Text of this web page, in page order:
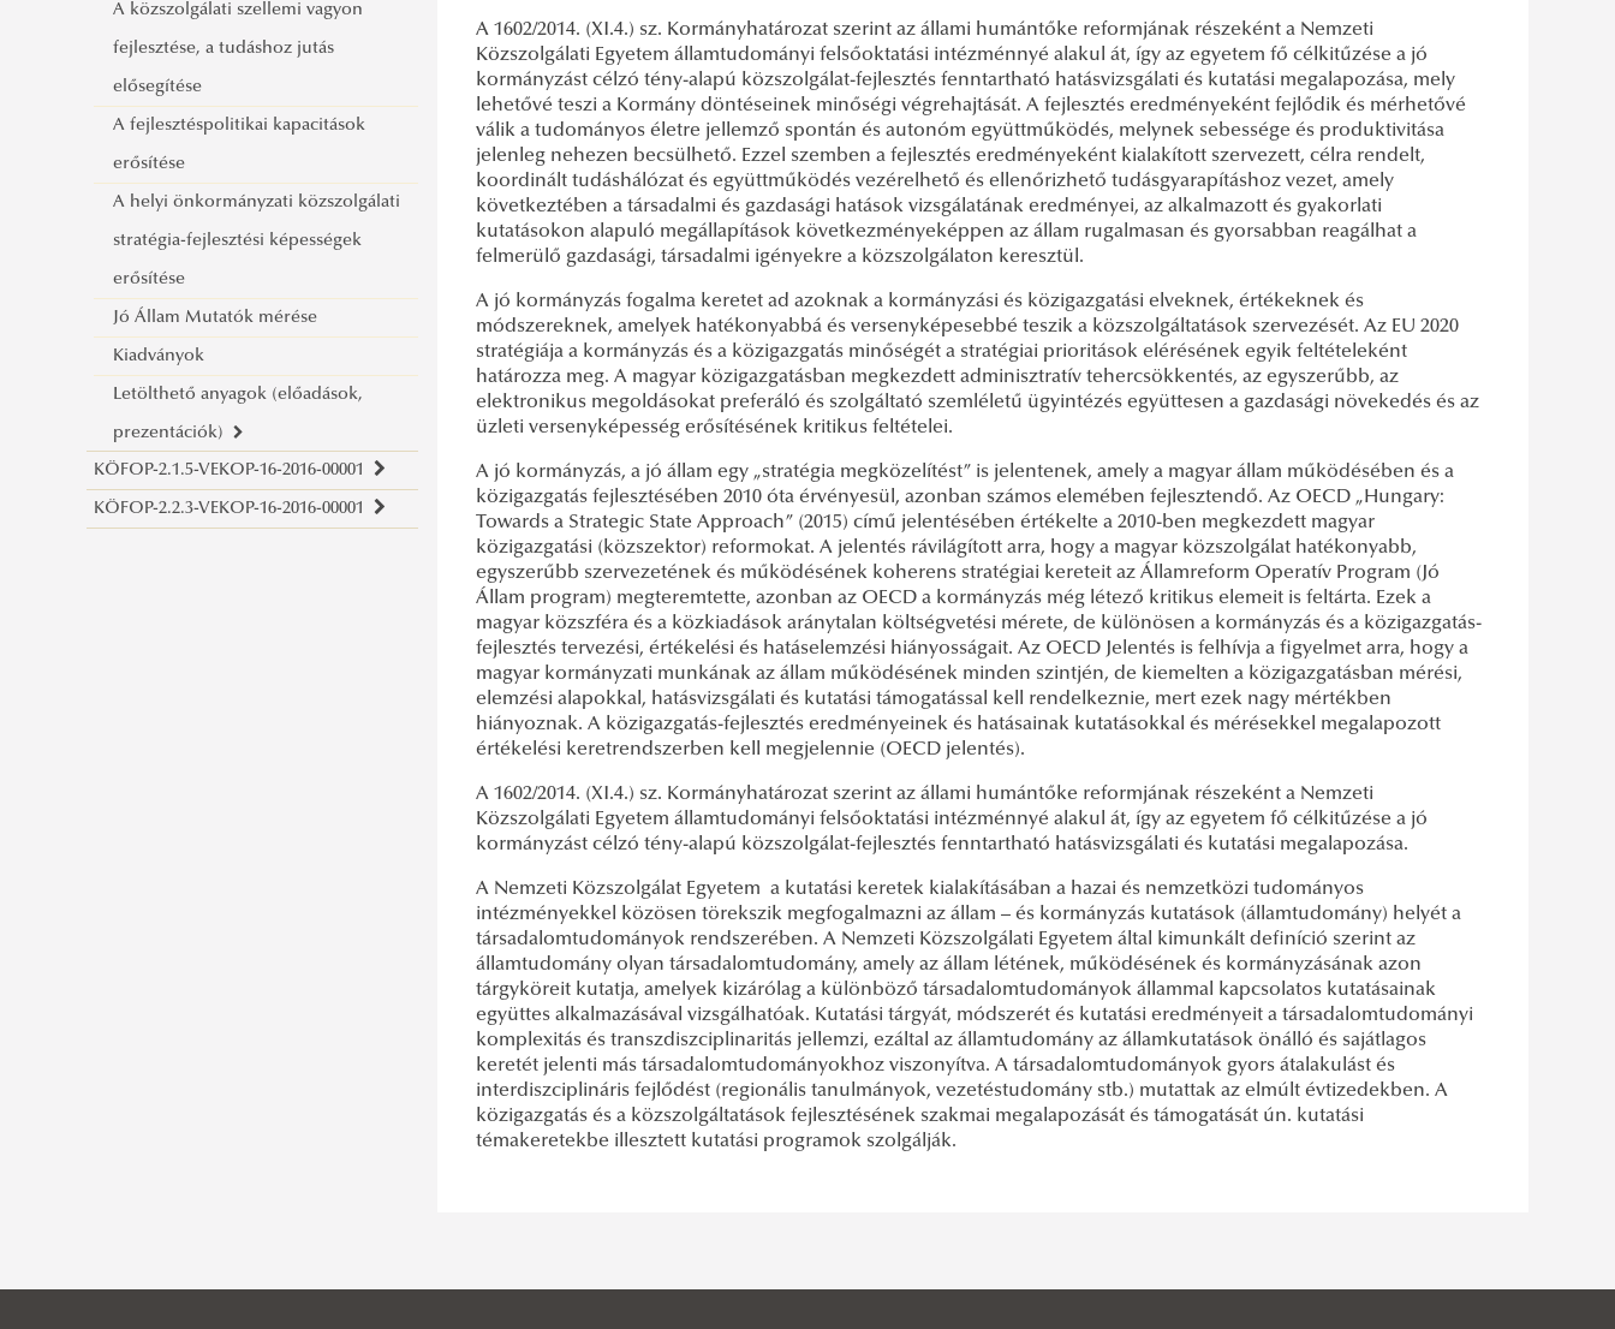
A közszolgálati szellemi vagyon
fejlesztése, a tudáshoz jutás
elősegítése
A fejlesztéspolitikai kapacitások
erősítése
A helyi önkormányzati közszolgálati
stratégia-fejlesztési képességek
erősítése
Jó Állam Mutatók mérése
Kiadványok
Letölthető anyagok (előadások,
prezentációk)
KÖFOP-2.1.5-VEKOP-16-2016-00001
KÖFOP-2.2.3-VEKOP-16-2016-00001
A 1602/2014. (XI.4.) sz. Kormányhatározat szerint az állami humántőke reformjának részeként a Nemzeti
Közszolgálati Egyetem államtudományi felsőoktatási intézménnyé alakul át, így az egyetem fő célkitűzése a jó
kormányzást célzó tény-alapú közszolgálat-fejlesztés fenntartható hatásvizsgálati és kutatási megalapozása, mely
lehetővé teszi a Kormány döntéseinek minőségi végrehajtását. A fejlesztés eredményeként fejlődik és mérhetővé
válik a tudományos életre jellemző spontán és autonóm együttműködés, melynek sebessége és produktivitása
jelenleg nehezen becsülhető. Ezzel szemben a fejlesztés eredményeként kialakított szervezett, célra rendelt,
koordinált tudáshálózat és együttműködés vezérelhető és ellenőrizhető tudásgyarapításhoz vezet, amely
következtében a társadalmi és gazdasági hatások vizsgálatának eredményei, az alkalmazott és gyakorlati
kutatásokon alapuló megállapítások következményeképpen az állam rugalmasan és gyorsabban reagálhat a
felmerülő gazdasági, társadalmi igényekre a közszolgálaton keresztül.
A jó kormányzás fogalma keretet ad azoknak a kormányzási és közigazgatási elveknek, értékeknek és
módszereknek, amelyek hatékonyabbá és versenyképesebbé teszik a közszolgáltatások szervezését. Az EU 2020
stratégiája a kormányzás és a közigazgatás minőségét a stratégiai prioritások elérésének egyik feltételeként
határozza meg. A magyar közigazgatásban megkezdett adminisztratív tehercsökkentés, az egyszerűbb, az
elektronikus megoldásokat preferáló és szolgáltató szemléletű ügyintézés együttesen a gazdasági növekedés és az
üzleti versenyképesség erősítésének kritikus feltételei.
A jó kormányzás, a jó állam egy „stratégia megközelítést” is jelentenek, amely a magyar állam működésében és a
közigazgatás fejlesztésében 2010 óta érvényesül, azonban számos elemében fejlesztendő. Az OECD „Hungary:
Towards a Strategic State Approach” (2015) című jelentésében értékelte a 2010-ben megkezdett magyar
közigazgatási (közszektor) reformokat. A jelentés rávilágított arra, hogy a magyar közszolgálat hatékonyabb,
egyszerűbb szervezetének és működésének koherens stratégiai kereteit az Államreform Operatív Program (Jó
Állam program) megteremtette, azonban az OECD a kormányzás még létező kritikus elemeit is feltárta. Ezek a
magyar közszféra és a közkiadások aránytalan költségvetési mérete, de különösen a kormányzás és a közigazgatás-
fejlesztés tervezési, értékelési és hatáselemzési hiányosságait. Az OECD Jelentés is felhívja a figyelmet arra, hogy a
magyar kormányzati munkának az állam működésének minden szintjén, de kiemelten a közigazgatásban mérési,
elemzési alapokkal, hatásvizsgálati és kutatási támogatással kell rendelkeznie, mert ezek nagy mértékben
hiányoznak. A közigazgatás-fejlesztés eredményeinek és hatásainak kutatásokkal és mérésekkel megalapozott
értékelési keretrendszerben kell megjelennie (OECD jelentés).
A 1602/2014. (XI.4.) sz. Kormányhatározat szerint az állami humántőke reformjának részeként a Nemzeti
Közszolgálati Egyetem államtudományi felsőoktatási intézménnyé alakul át, így az egyetem fő célkitűzése a jó
kormányzást célzó tény-alapú közszolgálat-fejlesztés fenntartható hatásvizsgálati és kutatási megalapozása.
A Nemzeti Közszolgálat Egyetem a kutatási keretek kialakításában a hazai és nemzetközi tudományos
intézményekkel közösen törekszik megfogalmazni az állam – és kormányzás kutatások (államtudomány) helyét a
társadalomtudományok rendszerében. A Nemzeti Közszolgálati Egyetem által kimunkált definíció szerint az
államtudomány olyan társadalomtudomány, amely az állam létének, működésének és kormányzásának azon
tárgyköreit kutatja, amelyek kizárólag a különböző társadalomtudományok állammal kapcsolatos kutatásainak
együttes alkalmazásával vizsgálhatóak. Kutatási tárgyát, módszerét és kutatási eredményeit a társadalomtudományi
komplexitás és transzdiszciplinaritás jellemzi, ezáltal az államtudomány az államkutatások önálló és sajátlagos
keretét jelenti más társadalomtudományokhoz viszonyítva. A társadalomtudományok gyors átalakulást és
interdiszciplináris fejlődést (regionális tanulmányok, vezetéstudomány stb.) mutattak az elmúlt évtizedekben. A
közigazgatás és a közszolgáltatások fejlesztésének szakmai megalapozását és támogatását ún. kutatási
témakeretekbe illesztett kutatási programok szolgálják.